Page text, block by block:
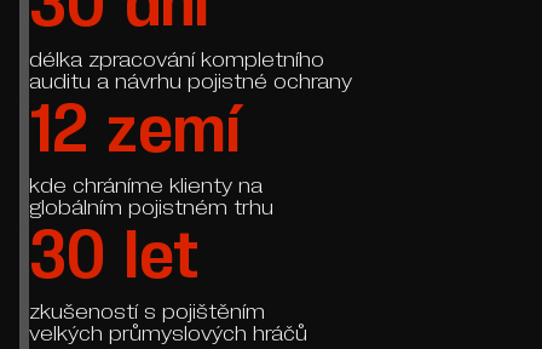
délka zpracování kompletního
auditu a návrhu pojistné ochrany
12 zemí
kde chráníme klienty na
globálním pojistném trhu
30 let
zkušeností s pojištěním
velkých průmyslových hráčů